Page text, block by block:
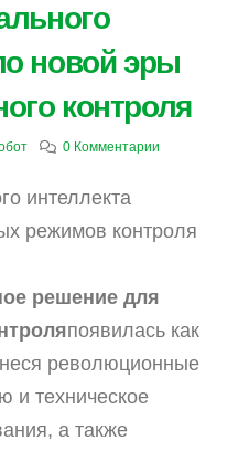
новой эры
контроля
0 Комментарии
интеллекта
режимов контроля
решение для
появилась как
революционные
и техническое
а также